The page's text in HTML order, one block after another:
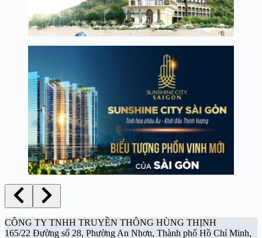
CÔNG TY TNHH TRUYỀN THÔNG HÙNG THỊNH
165/22 Đường số 28, Phường An Nhơn, Thành phố Hồ Chí Minh,